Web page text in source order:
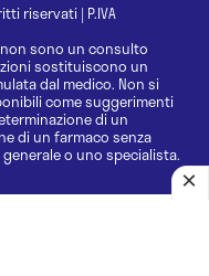
riservati| P.IVA
sono un consulto
sostituiscono un
dal medico. Non si
come suggerimenti
di un
di un farmaco senza
o uno specialista.